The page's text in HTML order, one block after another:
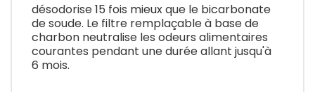
désodorise 15 fois mieux que le bicarbonate
de soude. Le filtre remplaçable à base de
charbon neutralise les odeurs alimentaires
courantes pendant une durée allant jusqu'à
6 mois.